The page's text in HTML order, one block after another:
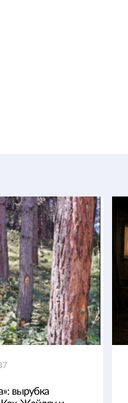
вырубка